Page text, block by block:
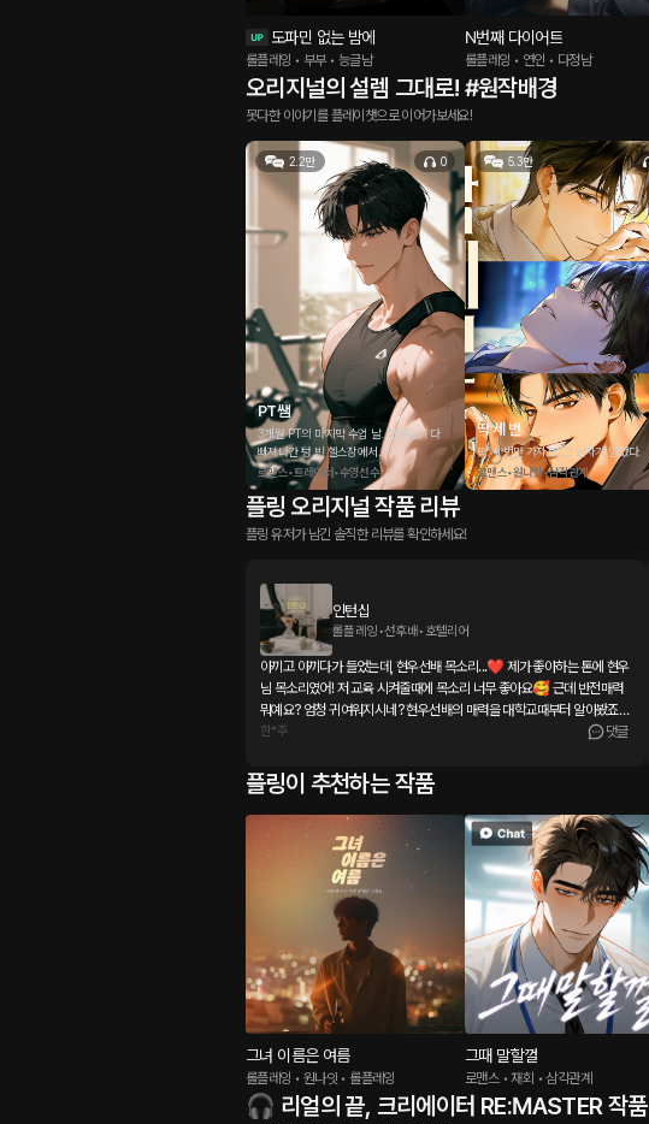
도파민 없는 밤에
롤플레잉 • 부부 • 능글남
N번째 다이어트
롤플레잉 • 연인 • 다정남
오리지널의 설렘 그대로! #원작배경
못다한 이야기를 플레이챗으로 이어가보세요!
2.2만 0
PT쌤
3개월 PT의 마지막 수업 날. 회원들이 다
빠져나간 텅 빈 헬스장에서..
로맨스•트레이너•수영선수
5.3만
딱 세 번
딱 세 번만 가자고, 그 남자가 말했다.
로맨스•원나잇•삼각관계
플링 오리지널 작품 리뷰
플링 유저가 남긴 솔직한 리뷰를 확인하세요!
인턴십
롤플레잉•선후배•호텔리어
아끼고 아끼다가 들었는데, 현우선배 목소리...❤️ 제가 좋아하는 톤에 현우
님 목소리였어! 저 교육 시켜줄때에 목소리 너무 좋아요🥰 근데 반전매력
뭐예요? 엄청 귀여워지시네? 현우선배의 매력을 대학교때부터 알아봤죠!
도발도 하실 줄 알고, 꼬시길 잘했다. 히힛!😘😘
한*주 댓글
플링이 추천하는 작품
그녀 이름은 여름
롤플레잉 • 원나잇 • 롤플레잉
그때 말할껄
로맨스 • 재회 • 삼각관계
🎧 리얼의 끝, 크리에이터 RE:MASTER 작품